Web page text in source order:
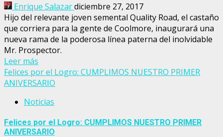
Enrique Salazardiciembre 27, 2017
Hijo del relevante joven semental Quality Road, el castaño
que corriera para la gente de Coolmore, inaugurará una
nueva rama de la poderosa línea paterna del inolvidable
Mr. Prospector.
Leer más
Felices por el Logro: CUMPLIMOS NUESTRO PRIMER
ANIVERSARIO
Noticias
Felices por el Logro: CUMPLIMOS NUESTRO PRIMER
ANIVERSARIO